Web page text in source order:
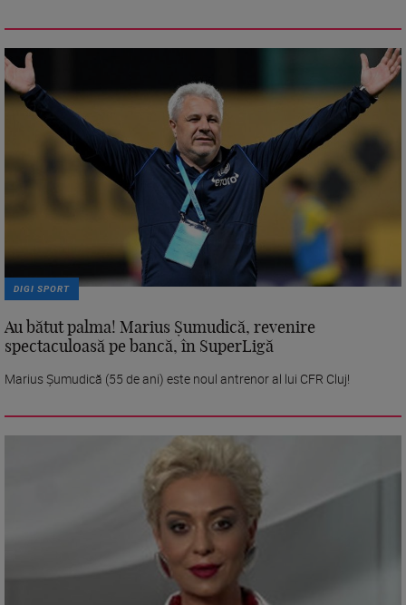
DIGI SPORT
Au bătut palma! Marius Șumudică, revenire
spectaculoasă pe bancă, în SuperLigă
Marius Șumudică (55 de ani) este noul antrenor al lui CFR Cluj!